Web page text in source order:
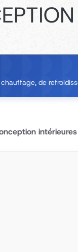
de
intérieures